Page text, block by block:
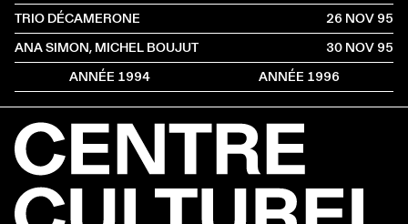
TRIO DÉCAMERONE
26 NOV1995
ANA SIMON, MICHEL BOUJUT
30 NOV1995
ANNÉE 1994
ANNÉE 1996